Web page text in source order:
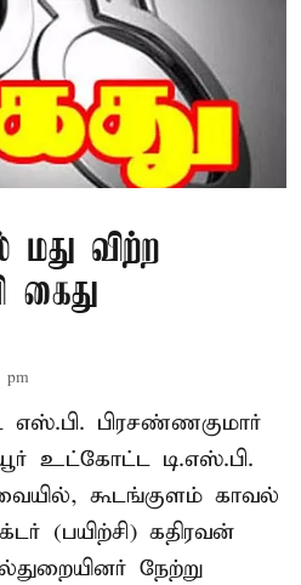
மது விற்ற
pm
எஸ்.பி. பிரசண்ணகுமார்
உட்கோட்ட டி.எஸ்.பி.
கூடங்குளம் காவல்
(பயிற்சி) கதிரவன்
நேற்று